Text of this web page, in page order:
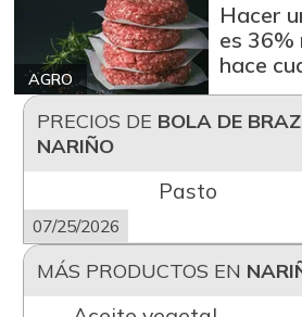
AGRO
Hacer
es 36%
hace
PRECIOS DE BOLA DE
NARIÑO
Pasto
07/25/2026
MÁS PRODUCTOS EN